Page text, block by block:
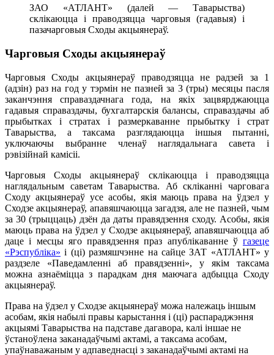
ЗАО «АТЛАНТ» (далей — Таварыства)
склікаюцца і праводзяцца чарговыя (гадавыя) і
пазачарговыя Сходы акцыянераў.
Чарговыя Сходы акцыянераў
Чарговыя Сходы акцыянераў праводзяцца не радзей за 1
(адзін) раз на год у тэрмін не пазней за 3 (тры) месяцы пасля
заканчэння справаздачнага года, на якіх зацвярджаюцца
гадавыя справаздачы, бухгалтарскія балансы, справаздачы аб
прыбытках і стратах і размеркаванне прыбытку і страт
Таварыства, а таксама разглядаюцца іншыя пытанні,
уключаючы выбранне членаў наглядальнага савета і
рэвізійнай камісіі.
Чарговыя Сходы акцыянераў склікаюцца і праводзяцца
наглядальным саветам Таварыства. Аб скліканні чарговага
Сходу акцыянераў усе асобы, якія маюць права на ўдзел у
Сходзе акцыянераў, апавяшчаюцца загадзя, але не пазней, чым
за 30 (трыццаць) дзён да даты правядзення сходу. Асобы, якія
маюць права на ўдзел у Сходзе акцыянераў, апавяшчаюцца аб
даце і месцы яго правядзення праз апублікаванне ў газеце
«Рэспублiка» і (ці) размяшчэнне на сайце ЗАТ «АТЛАНТ» у
раздзеле «Паведамленні аб правядзенні», у якім таксама
можна азнаёміцца з парадкам дня маючага адбыцца Сходу
акцыянераў.
Права на ўдзел у Сходзе акцыянераў можа належаць іншым
асобам, якія набылі правы карыстання і (ці) распараджэння
акцыямі Таварыства на падставе дагавора, калі іншае не
ўстаноўлена заканадаўчымі актамі, а таксама асобам,
упаўнаважаным у адпаведнасці з заканадаўчымі актамі на